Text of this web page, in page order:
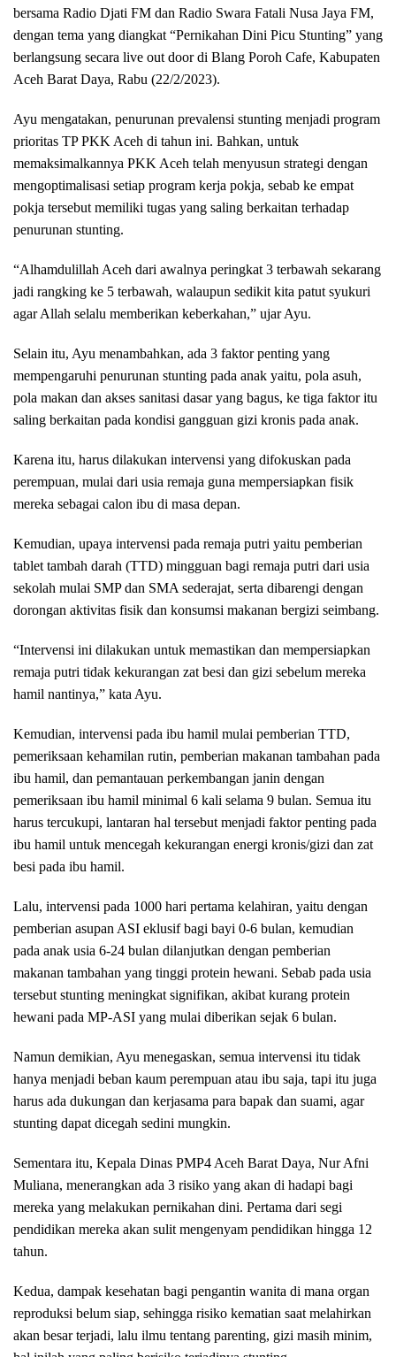
bersama Radio Djati FM dan Radio Swara Fatali Nusa Jaya FM,
dengan tema yang diangkat “Pernikahan Dini Picu Stunting” yang
berlangsung secara live out door di Blang Poroh Cafe, Kabupaten
Aceh Barat Daya, Rabu (22/2/2023).
Ayu mengatakan, penurunan prevalensi stunting menjadi program
prioritas TP PKK Aceh di tahun ini. Bahkan, untuk
memaksimalkannya PKK Aceh telah menyusun strategi dengan
mengoptimalisasi setiap program kerja pokja, sebab ke empat
pokja tersebut memiliki tugas yang saling berkaitan terhadap
penurunan stunting.
“Alhamdulillah Aceh dari awalnya peringkat 3 terbawah sekarang
jadi rangking ke 5 terbawah, walaupun sedikit kita patut syukuri
agar Allah selalu memberikan keberkahan,” ujar Ayu.
Selain itu, Ayu menambahkan, ada 3 faktor penting yang
mempengaruhi penurunan stunting pada anak yaitu, pola asuh,
pola makan dan akses sanitasi dasar yang bagus, ke tiga faktor itu
saling berkaitan pada kondisi gangguan gizi kronis pada anak.
Karena itu, harus dilakukan intervensi yang difokuskan pada
perempuan, mulai dari usia remaja guna mempersiapkan fisik
mereka sebagai calon ibu di masa depan.
Kemudian, upaya intervensi pada remaja putri yaitu pemberian
tablet tambah darah (TTD) mingguan bagi remaja putri dari usia
sekolah mulai SMP dan SMA sederajat, serta dibarengi dengan
dorongan aktivitas fisik dan konsumsi makanan bergizi seimbang.
“Intervensi ini dilakukan untuk memastikan dan mempersiapkan
remaja putri tidak kekurangan zat besi dan gizi sebelum mereka
hamil nantinya,” kata Ayu.
Kemudian, intervensi pada ibu hamil mulai pemberian TTD,
pemeriksaan kehamilan rutin, pemberian makanan tambahan pada
ibu hamil, dan pemantauan perkembangan janin dengan
pemeriksaan ibu hamil minimal 6 kali selama 9 bulan. Semua itu
harus tercukupi, lantaran hal tersebut menjadi faktor penting pada
ibu hamil untuk mencegah kekurangan energi kronis/gizi dan zat
besi pada ibu hamil.
Lalu, intervensi pada 1000 hari pertama kelahiran, yaitu dengan
pemberian asupan ASI eklusif bagi bayi 0-6 bulan, kemudian
pada anak usia 6-24 bulan dilanjutkan dengan pemberian
makanan tambahan yang tinggi protein hewani. Sebab pada usia
tersebut stunting meningkat signifikan, akibat kurang protein
hewani pada MP-ASI yang mulai diberikan sejak 6 bulan.
Namun demikian, Ayu menegaskan, semua intervensi itu tidak
hanya menjadi beban kaum perempuan atau ibu saja, tapi itu juga
harus ada dukungan dan kerjasama para bapak dan suami, agar
stunting dapat dicegah sedini mungkin.
Sementara itu, Kepala Dinas PMP4 Aceh Barat Daya, Nur Afni
Muliana, menerangkan ada 3 risiko yang akan di hadapi bagi
mereka yang melakukan pernikahan dini. Pertama dari segi
pendidikan mereka akan sulit mengenyam pendidikan hingga 12
tahun.
Kedua, dampak kesehatan bagi pengantin wanita di mana organ
reproduksi belum siap, sehingga risiko kematian saat melahirkan
akan besar terjadi, lalu ilmu tentang parenting, gizi masih minim,